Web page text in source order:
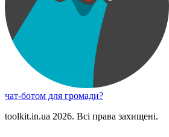
чат-ботом для громади?
toolkit.in.ua 2026. Всі права захищені.